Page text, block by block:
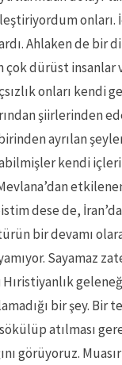
onları.
Ahlaken de bir
çok dürüst insanlar
onları kendi
şiirlerinden
ayrılan
kendi
dese de,
bir devamı
Sayamaz
Hıristiyanlık
bir şey. Bir
atılması
görüyoruz.